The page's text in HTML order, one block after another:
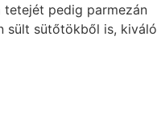
pedig parmezán
sült sütőtökből is, kiváló